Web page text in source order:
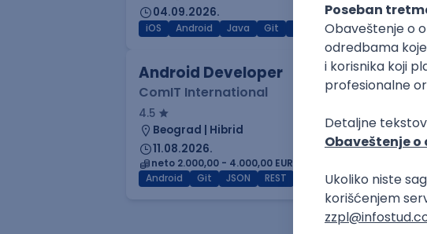
04.09.2026.
iOS Android Java Git REST Dart Swift
Android Developer
ComIT International
4.5
Beograd | Hibrid
11.08.2026.
neto 2.000,00 - 4.000,00 EUR (mesečna plata)
Android
Git JSON REST MVVM SQLite HTTP